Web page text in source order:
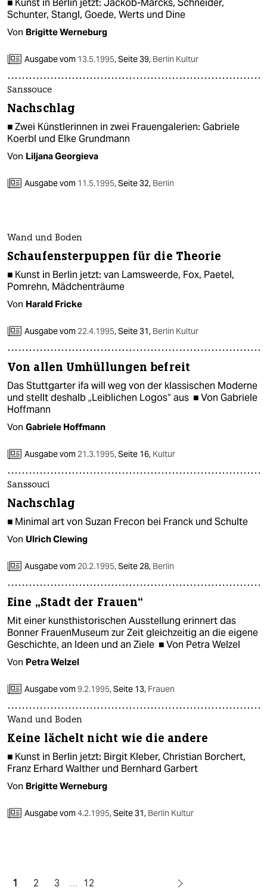
■ Kunst in Berlin jetzt: Jackob-Marcks, Schneider,
Schunter, Stangl, Goede, Werts und Dine
Von Brigitte Werneburg
Ausgabe vom 13.5.1995,Seite 39, Berlin Kultur
Sanssouce
Nachschlag
■ Zwei Künstlerinnen in zwei Frauengalerien: Gabriele
Koerbl und Elke Grundmann
Von Liljana Georgieva
Ausgabe vom 11.5.1995,Seite 32, Berlin
Wand und Boden
Schaufensterpuppen für die Theorie
■ Kunst in Berlin jetzt: van Lamsweerde, Fox, Paetel,
Pomrehn, Mädchenträume
Von Harald Fricke
Ausgabe vom 22.4.1995,Seite 31, Berlin Kultur
Von allen Umhüllungen befreit
Das Stuttgarter ifa will weg von der klassischen Moderne
und stellt deshalb „Leiblichen Logos“ aus ■ Von Gabriele
Hoffmann
Von Gabriele Hoffmann
Ausgabe vom 21.3.1995,Seite 16, Kultur
Sanssouci
Nachschlag
■ Minimal art von Suzan Frecon bei Franck und Schulte
Von Ulrich Clewing
Ausgabe vom 20.2.1995,Seite 28, Berlin
Eine „Stadt der Frauen“
Mit einer kunsthistorischen Ausstellung erinnert das
Bonner FrauenMuseum zur Zeit gleichzeitig an die eigene
Geschichte, an Ideen und an Ziele ■ Von Petra Welzel
Von Petra Welzel
Ausgabe vom9.2.1995,Seite 13, Frauen
Wand und Boden
Keine lächelt nicht wie die andere
■ Kunst in Berlin jetzt: Birgit Kleber, Christian Borchert,
Franz Erhard Walther und Bernhard Garbert
Von Brigitte Werneburg
Ausgabe vom4.2.1995,Seite 31, Berlin Kultur
1 2 3 … 12